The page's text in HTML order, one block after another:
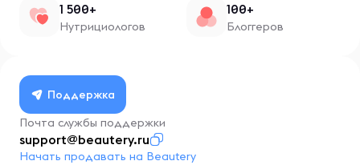
1 500+
Нутрициологов
100+
Блоггеров
Поддержка
Почта службы поддержки
support@beautery.ru
Начать продавать на Beautery